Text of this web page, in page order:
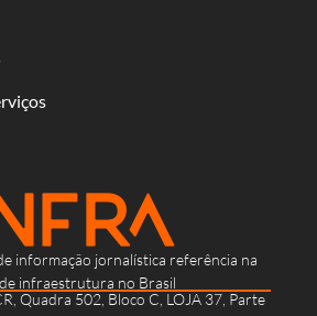
informação jornalística referência na
infraestrutura no Brasil
Quadra 502, Bloco C, LOJA 37, Parte